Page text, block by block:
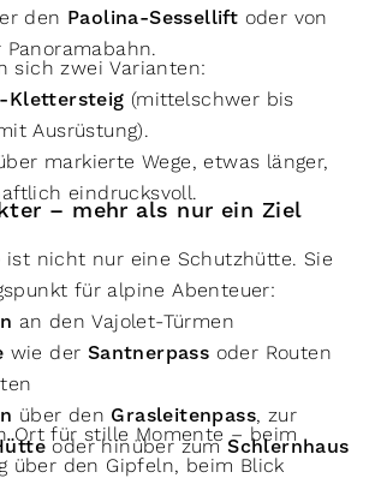
den Paolina-Sessellift oder von
sich zwei Varianten:
Klettersteig (mittelschwer bis
Ausrüstung).
markierte Wege, etwas länger,
eindrucksvoll.
– mehr als nur ein Ziel
ist nicht nur eine Schutzhütte. Sie
für alpine Abenteuer:
an den Vajolet-Türmen
wie der Santnerpass oder Routen
über den Grasleitenpass, zur
oder hinüber zum Schlernhaus
Ort für stille Momente – beim
über den Gipfeln, beim Blick